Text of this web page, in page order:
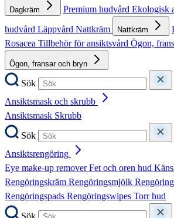
Dagkräm Premium hudvård Ekologisk
hudvård Läppvård Nattkräm Nattkräm
Rosacea Tillbehör för ansiktsvård Ögon,
Ögon, fransar och bryn
Sök
Ansiktsmask och skrubb
Ansiktsmask Skrubb
Sök
Ansiktsrengöring
Eye make-up removerFet och oren hud
Rengöringskräm Rengöringsmjölk
Rengöringspads Rengöringswipes Torr hud